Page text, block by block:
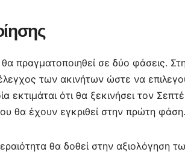
πραγματοποιηθεί σε δύο φάσεις.
έλεγχος των ακινήτων ώστε να
εκτιμάται ότι θα ξεκινήσει τον
θα έχουν εγκριθεί στην πρώτη φάση.
θα δοθεί στην αξιολόγηση